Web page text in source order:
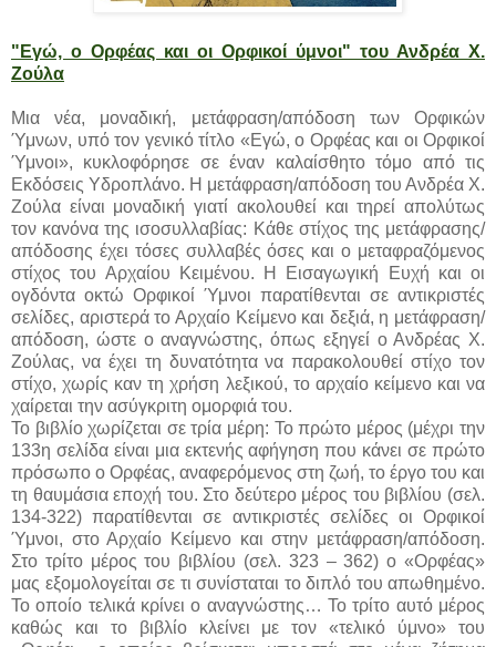
"Εγώ, ο Ορφέας και οι Ορφικοί ύμνοι" του Ανδρέα Χ.
Ζούλα
Μια νέα, μοναδική, μετάφραση/απόδοση των Ορφικών
Ύμνων, υπό τον γενικό τίτλο «Εγώ, ο Ορφέας και οι Ορφικοί
Ύμνοι», κυκλοφόρησε σε έναν καλαίσθητο τόμο από τις
Εκδόσεις Υδροπλάνο. Η μετάφραση/απόδοση του Ανδρέα Χ.
Ζούλα είναι μοναδική γιατί ακολουθεί και τηρεί απολύτως
τον κανόνα της ισοσυλλαβίας: Κάθε στίχος της μετάφρασης/
απόδοσης έχει τόσες συλλαβές όσες και ο μεταφραζόμενος
στίχος του Αρχαίου Κειμένου. Η Εισαγωγική Ευχή και οι
ογδόντα οκτώ Ορφικοί Ύμνοι παρατίθενται σε αντικριστές
σελίδες, αριστερά το Αρχαίο Κείμενο και δεξιά, η μετάφραση/
απόδοση, ώστε ο αναγνώστης, όπως εξηγεί ο Ανδρέας Χ.
Ζούλας, να έχει τη δυνατότητα να παρακολουθεί στίχο τον
στίχο, χωρίς καν τη χρήση λεξικού, το αρχαίο κείμενο και να
χαίρεται την ασύγκριτη ομορφιά του.
Το βιβλίο χωρίζεται σε τρία μέρη: Το πρώτο μέρος (μέχρι την
133η σελίδα είναι μια εκτενής αφήγηση που κάνει σε πρώτο
πρόσωπο ο Ορφέας, αναφερόμενος στη ζωή, το έργο του και
τη θαυμάσια εποχή του. Στο δεύτερο μέρος του βιβλίου (σελ.
134-322) παρατίθενται σε αντικριστές σελίδες οι Ορφικοί
Ύμνοι, στο Αρχαίο Κείμενο και στην μετάφραση/απόδοση.
Στο τρίτο μέρος του βιβλίου (σελ. 323 – 362) ο «Ορφέας»
μας εξομολογείται σε τι συνίσταται το διπλό του απωθημένο.
Το οποίο τελικά κρίνει ο αναγνώστης… Το τρίτο αυτό μέρος
καθώς και το βιβλίο κλείνει με τον «τελικό ύμνο» του